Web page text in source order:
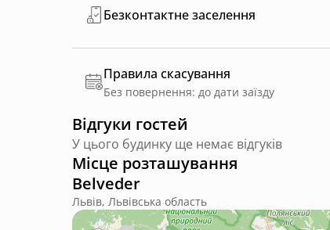
Безконтактне заселення
Правила скасування
Без повернення: до дати заїзду
Відгуки гостей
У цього будинку ще немає відгуків
Місце розташування
Belveder
Львів, Львівська область